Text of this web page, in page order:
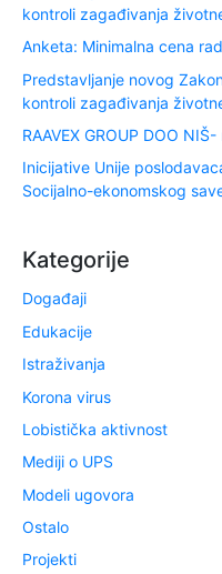
kontroli zagađivanja
Anketa: Minimalna cena
Predstavljanje novog
kontroli zagađivanja
RAAVEX GROUP DOO
Inicijative Unije
Socijalno-ekonomskog
Kategorije
Događaji
Edukacije
Istraživanja
Korona virus
Lobistička aktivnost
Mediji o UPS
Modeli ugovora
Ostalo
Projekti